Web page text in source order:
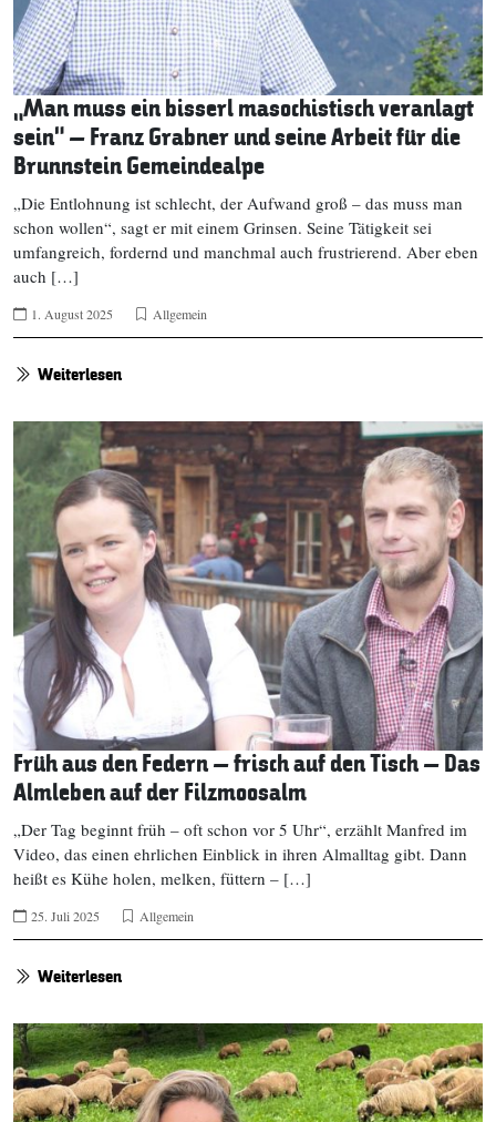
„Man muss ein bisserl masochistisch veranlagt
sein“ – Franz Grabner und seine Arbeit für die
Brunnstein Gemeindealpe
„Die Entlohnung ist schlecht, der Aufwand groß – das muss man
schon wollen“, sagt er mit einem Grinsen. Seine Tätigkeit sei
umfangreich, fordernd und manchmal auch frustrierend. Aber eben
auch […]
1. August 2025 Allgemein
Weiterlesen
Früh aus den Federn – frisch auf den Tisch – Das
Almleben auf der Filzmoosalm
„Der Tag beginnt früh – oft schon vor 5 Uhr“, erzählt Manfred im
Video, das einen ehrlichen Einblick in ihren Almalltag gibt. Dann
heißt es Kühe holen, melken, füttern – […]
25. Juli 2025 Allgemein
Weiterlesen